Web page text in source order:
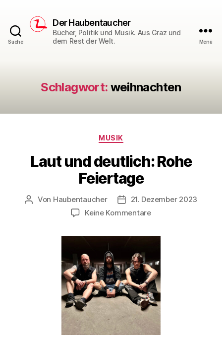
Suche
Der Haubentaucher
Bücher, Politik und Musik. Aus Graz und
dem Rest der Welt.
Menü
Schlagwort: weihnachten
Kategorien
MUSIK
Laut und deutlich: Rohe
Feiertage
Beitragsautor
Von Haubentaucher Veröffentlichungsdatum
21. Dezember 2023
Keine Kommentarezu
und
Feiertage